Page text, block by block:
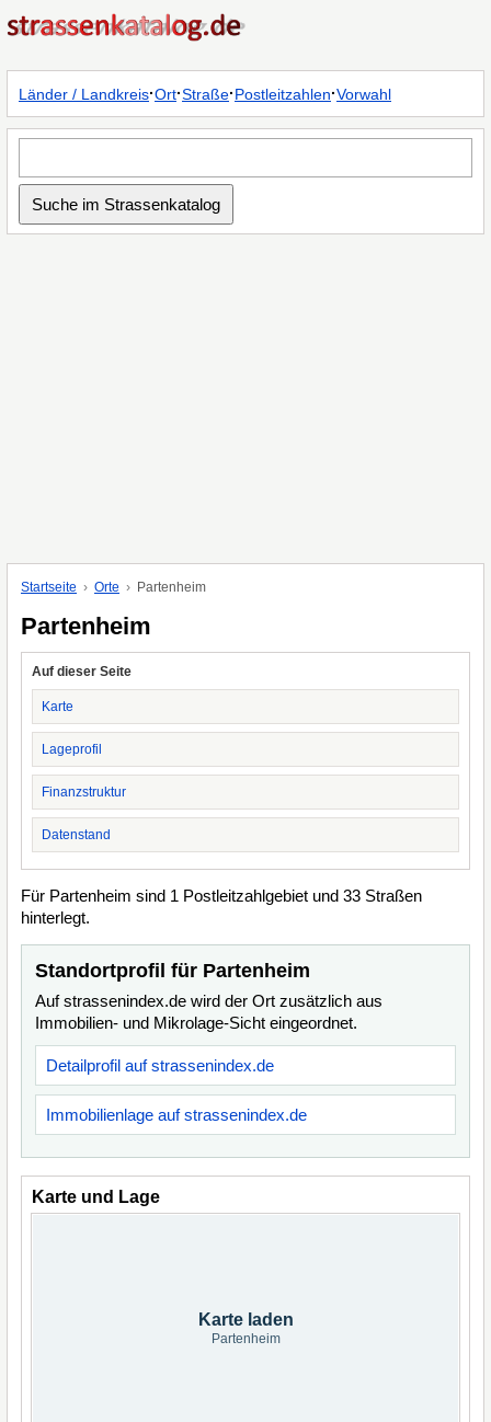
Länder / Landkreis·Ort·Straße·Postleitzahlen·Vorwahl
Startseite Orte Partenheim
Partenheim
Auf dieser Seite
Karte
Lageprofil
Finanzstruktur
Datenstand
Für Partenheim sind 1 Postleitzahlgebiet und 33 Straßen
hinterlegt.
Standortprofil für Partenheim
Auf strassenindex.de wird der Ort zusätzlich aus
Immobilien- und Mikrolage-Sicht eingeordnet.
Detailprofil auf strassenindex.de
Immobilienlage auf strassenindex.de
Karte und Lage
Karte laden
Partenheim